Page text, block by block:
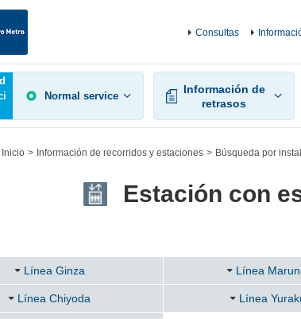
Normal service
Información de
retrasos
Consultas
Inicio Información de recorridos y estaciones Búsqueda por
Estación con
Línea Ginza Línea
Línea Chiyoda Línea